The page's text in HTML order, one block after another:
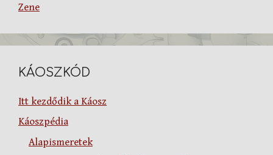
Zene
KÁOSZKÓD
Itt kezdődik a Káosz
Káoszpédia
Alapismeretek